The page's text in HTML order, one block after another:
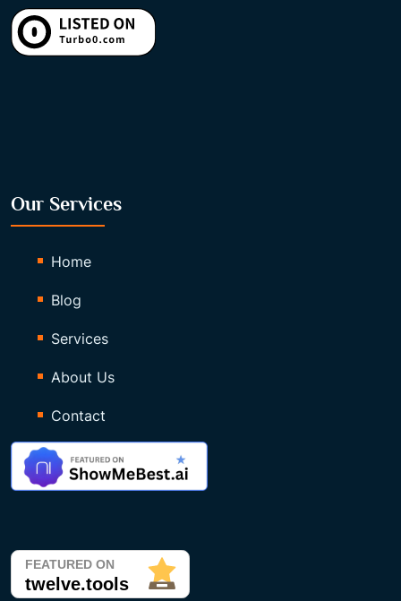
Our Services
Home
Blog
Services
About Us
Contact